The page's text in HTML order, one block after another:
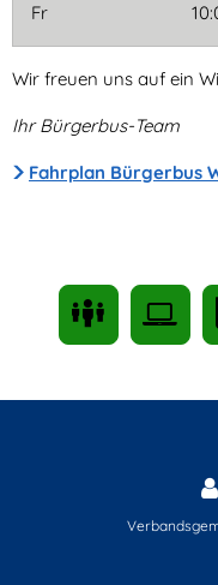
Fr 10:00 –
Wir freuen uns auf ein
Ihr Bürgerbus-Team
Fahrplan Bürgerbus